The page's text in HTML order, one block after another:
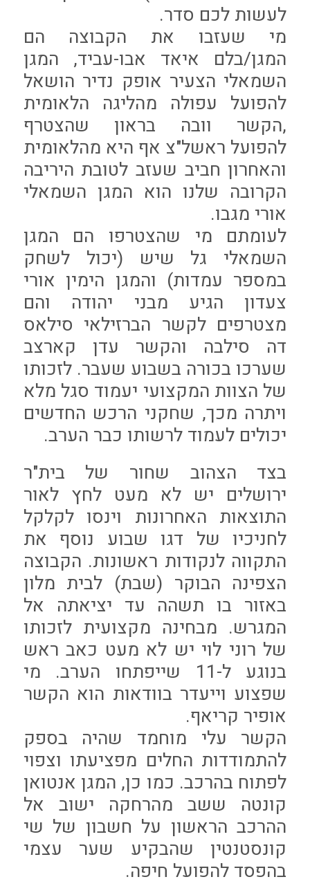
לעשות לכם סדר.
מי שעזבו את הקבוצה הם
המגן/בלם איאד אבו-עביד, המגן
השמאלי הצעיר אופק נדיר הושאל
להפועל עפולה מהליגה הלאומית
,הקשר וובה בראון שהצטרף
להפועל ראשל"צ אף היא מהלאומית
והאחרון חביב שעזב לטובת היריבה
הקרובה שלנו הוא המגן השמאלי
אורי מגבו.
לעומתם מי שהצטרפו הם המגן
השמאלי גל שיש (יכול לשחק
במספר עמדות) והמגן הימין אורי
צעדון הגיע מבני יהודה והם
מצטרפים לקשר הברזילאי סילאס
דה סילבה והקשר עדן קארצב
שערכו בכורה בשבוע שעבר. לזכותו
של הצוות המקצועי יעמוד סגל מלא
ויתרה מכך, שחקני הרכש החדשים
יכולים לעמוד לרשותו כבר הערב.
בצד הצהוב שחור של בית"ר
ירושלים יש לא מעט לחץ לאור
התוצאות האחרונות וינסו לקלקל
לחניכיו של דגו שבוע נוסף את
התקווה לנקודות ראשונות. הקבוצה
הצפינה הבוקר (שבת) לבית מלון
באזור בו תשהה עד יציאתה אל
המגרש. מבחינה מקצועית לזכותו
של רוני לוי יש לא מעט כאב ראש
בנוגע ל-11 שייפתחו הערב. מי
שפצוע וייעדר בוודאות הוא הקשר
אופיר קריאף.
הקשר עלי מוחמד שהיה בספק
להתמודדות החלים מפציעתו וצפוי
לפתוח בהרכב. כמו כן, המגן אנטואן
קונטה ששב מהרחקה ישוב אל
ההרכב הראשון על חשבון של שי
קונסטנטין שהבקיע שער עצמי
בהפסד להפועל חיפה.